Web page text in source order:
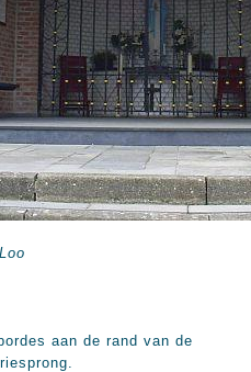
aan de rand van de